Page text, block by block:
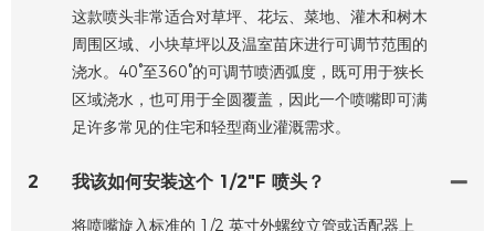
这款喷头非常适合对草坪、花坛、菜地、灌木和树木
周围区域、小块草坪以及温室苗床进行可调节范围的
浇水。40°至360°的可调节喷洒弧度，既可用于狭长
区域浇水，也可用于全圆覆盖，因此一个喷嘴即可满
足许多常见的住宅和轻型商业灌溉需求。
2 我该如何安装这个 1/2"F 喷头？
将喷嘴旋入标准的 1/2 英寸外螺纹立管或适配器上